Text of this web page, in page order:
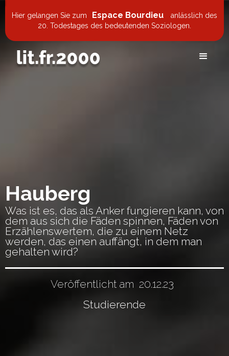
Hier gelangen Sie zum Espace Bourdieu
anlässlich des
20. Todestages des bedeutenden Soziologen.
Hauberg
Was ist es, das als Anker fungieren kann, von
dem aus sich die Fäden spinnen, Fäden von
Erzählenswertem, die zu einem Netz
werden, das einen auffängt, in dem man
gehalten wird?
Veröffentlicht am 20.12.23
Studierende